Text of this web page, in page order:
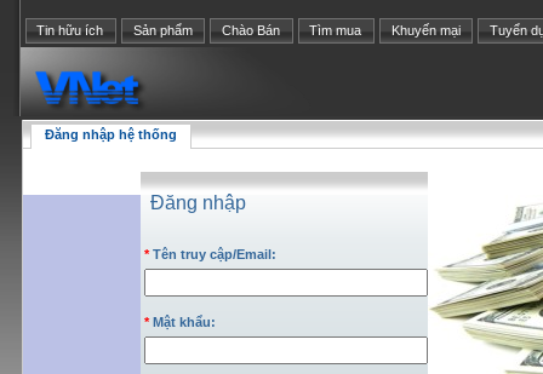
Tin hữu ích Sản phẩm Chào Bán Tìm mua Khuyến mại Tuyển
Đăng nhập hệ thống
Đăng nhập
*Tên truy cập/Email:
* Mật khẩu: